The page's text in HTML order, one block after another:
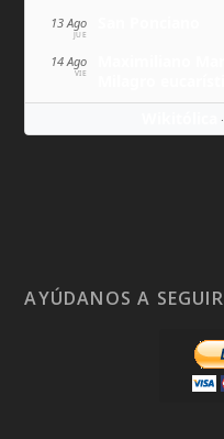
13 Ago
JUE
14 Ago
VIE
·
AYÚDANOS A SEGUIR